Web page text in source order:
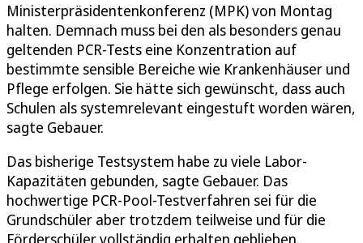
Ministerpräsidentenkonferenz (MPK) von Montag
halten. Demnach muss bei den als besonders genau
geltenden PCR-Tests eine Konzentration auf
bestimmte sensible Bereiche wie Krankenhäuser und
Pflege erfolgen. Sie hätte sich gewünscht, dass auch
Schulen als systemrelevant eingestuft worden wären,
sagte Gebauer.
Das bisherige Testsystem habe zu viele Labor-
Kapazitäten gebunden, sagte Gebauer. Das
hochwertige PCR-Pool-Testverfahren sei für die
Grundschüler aber trotzdem teilweise und für die
Förderschüler vollständig erhalten geblieben.